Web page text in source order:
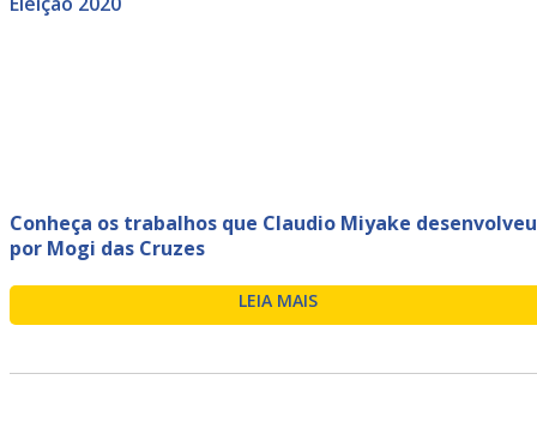
Conheça os trabalhos que Claudio Miyake desenvolveu
por Mogi das Cruzes
LEIA MAIS